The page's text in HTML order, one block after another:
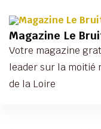
Magazine Le
Votre magazine
leader sur la moitié
de la Loire